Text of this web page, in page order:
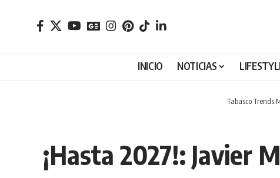
INICIO NOTICIAS
Tabasco Trends
¡Hasta 2027!: Javier